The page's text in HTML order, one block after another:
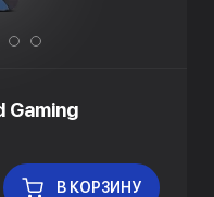
Gaming
В КОРЗИНУ